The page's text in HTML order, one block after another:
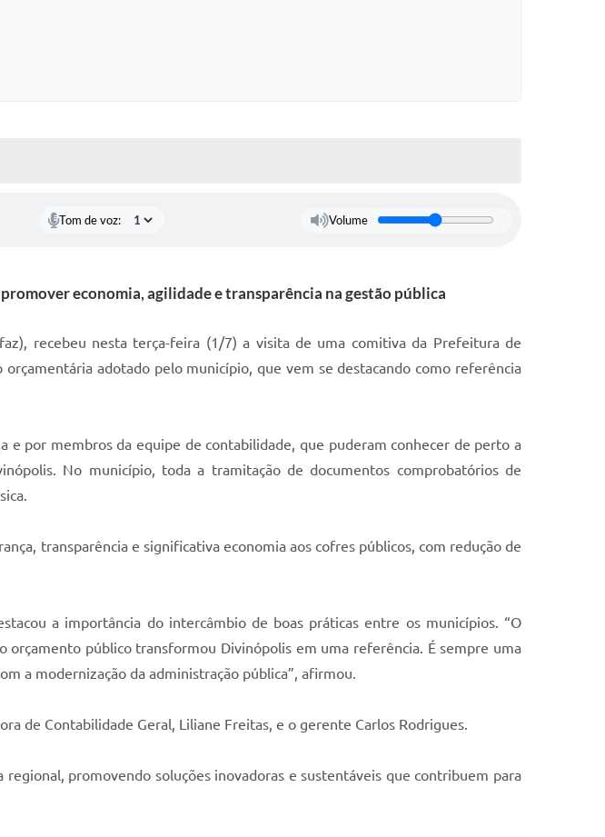
Tom de voz: Volume
economia, agilidade e transparência na gestão pública
recebeu nesta terça-feira (1/7) a visita de uma comitiva da Prefeitura de
adotado pelo município, que vem se destacando como referência
por membros da equipe de contabilidade, que puderam conhecer de perto a
No município, toda a tramitação de documentos comprobatórios de
transparência e significativa economia aos cofres públicos, com redução de
a importância do intercâmbio de boas práticas entre os municípios. “O
público transformou Divinópolis em uma referência. É sempre uma
a modernização da administração pública”, afirmou.
de Contabilidade Geral, Liliane Freitas, e o gerente Carlos Rodrigues.
promovendo soluções inovadoras e sustentáveis que contribuem para